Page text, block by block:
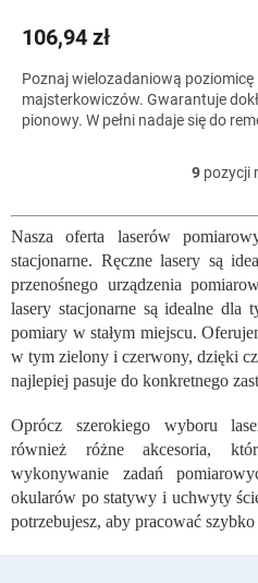
106,94 zł
Poznaj wielozadaniową
majsterkowiczów. Gwarantuje
pionowy. W pełni nadaje się do
K
n
t
r
o
k
i
l
i
t
y
9 pozycji
Nasza oferta laserów
stacjonarne. Ręczne lasery są
przenośnego urządzenia
lasery stacjonarne są idealne dla
pomiary w stałym miejscu.
w tym zielony i czerwony, dzięki
najlepiej pasuje do konkretnego
Oprócz szerokiego wyboru
również różne akcesoria,
wykonywanie zadań
okularów po statywy i uchwyty
potrzebujesz, aby pracować